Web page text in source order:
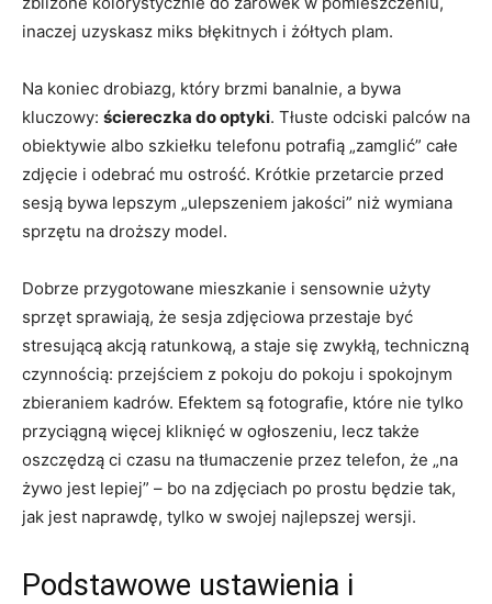
inaczej uzyskasz miks błękitnych i żółtych plam.
Na koniec drobiazg, który brzmi banalnie, a bywa
kluczowy: ściereczka do optyki. Tłuste odciski palców na
obiektywie albo szkiełku telefonu potrafią „zamglić” całe
zdjęcie i odebrać mu ostrość. Krótkie przetarcie przed
sesją bywa lepszym „ulepszeniem jakości” niż wymiana
sprzętu na droższy model.
Dobrze przygotowane mieszkanie i sensownie użyty
sprzęt sprawiają, że sesja zdjęciowa przestaje być
stresującą akcją ratunkową, a staje się zwykłą, techniczną
czynnością: przejściem z pokoju do pokoju i spokojnym
zbieraniem kadrów. Efektem są fotografie, które nie tylko
przyciągną więcej kliknięć w ogłoszeniu, lecz także
oszczędzą ci czasu na tłumaczenie przez telefon, że „na
żywo jest lepiej” – bo na zdjęciach po prostu będzie tak,
jak jest naprawdę, tylko w swojej najlepszej wersji.
Podstawowe ustawienia i